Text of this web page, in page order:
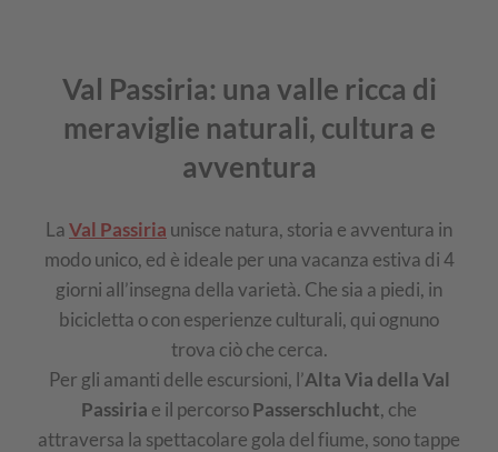
Val Passiria: una valle ricca di
meraviglie naturali, cultura e
avventura
LaVal Passiria unisce natura, storia e avventura in
modo unico, ed è ideale per una vacanza estiva di 4
giorni all’insegna della varietà. Che sia a piedi, in
bicicletta o con esperienze culturali, qui ognuno
trova ciò che cerca.
Per gli amanti delle escursioni, l’Alta Via della Val
Passiria e il percorsoPasserschlucht, che
attraversa la spettacolare gola del fiume, sono tappe